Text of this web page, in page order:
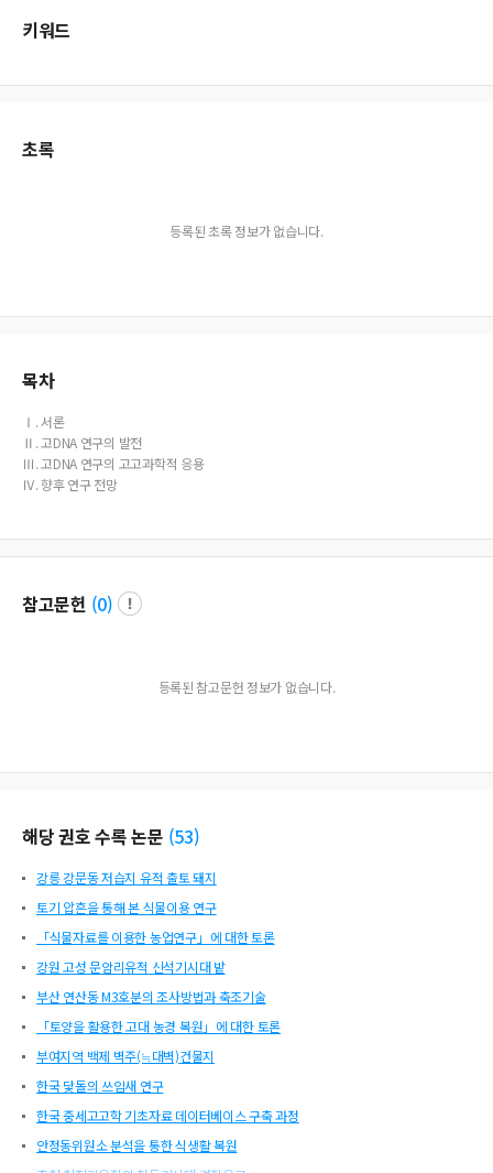
키워드
초록
등록된 초록 정보가 없습니다.
목차
Ⅰ. 서론
Ⅱ. 고DNA 연구의 발전
Ⅲ. 고DNA 연구의 고고과학적 응용
Ⅳ. 향후 연구 전망
참고문헌 (0)
등록된 참고문헌 정보가 없습니다.
해당 권호 수록 논문 (53)
강릉 강문동 저습지 유적 출토 돼지
토기 압흔을 통해 본 식물이용 연구
「식물자료를 이용한 농업연구」에 대한 토론
강원 고성 문암리유적 신석기시대 밭
부산 연산동 M3호분의 조사방법과 축조기술
「토양을 활용한 고대 농경 복원」에 대한 토론
부여지역 백제 벽주(≒대벽)건물지
한국 닻돌의 쓰임새 연구
한국 중세고고학 기초자료 데이터베이스 구축 과정
안정동위원소 분석을 통한 식생활 복원